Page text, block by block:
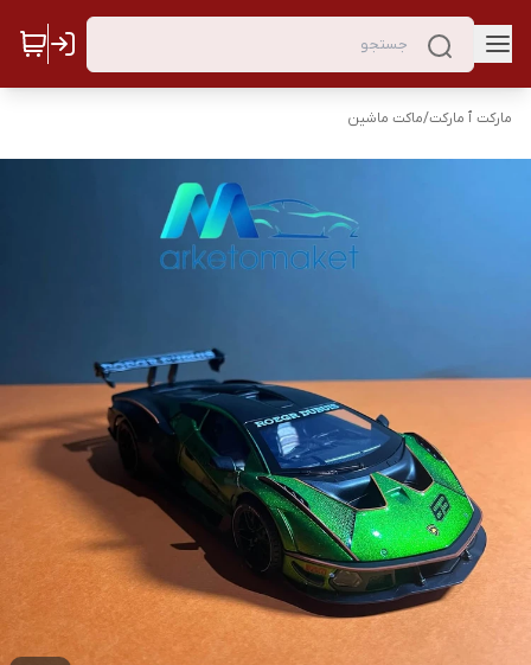
مارکت ٱ مارکت/ماکت ماشین